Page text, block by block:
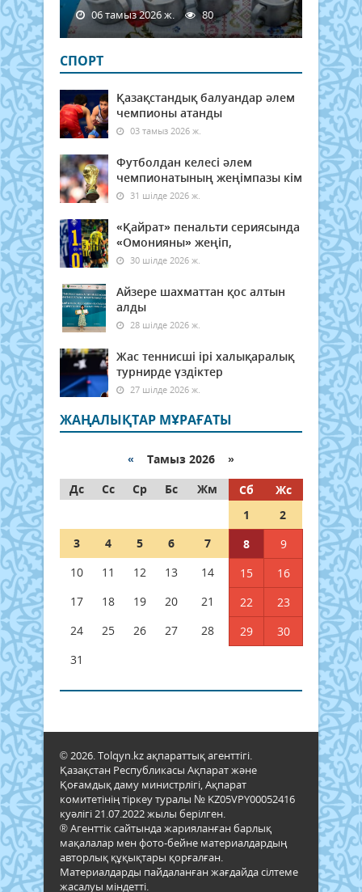
06 тамыз 2026 ж. 80
СПОРТ
Қазақстандық балуандар әлем
чемпионы атанды
03 тамыз 2026 ж.
Футболдан келесі әлем
чемпионатының жеңімпазы кім
31 шілде 2026 ж.
«Қайрат» пенальти сериясында
«Омонияны» жеңіп,
30 шілде 2026 ж.
Айзере шахматтан қос алтын
алды
28 шілде 2026 ж.
Жас теннисші ірі халықаралық
турнирде үздіктер
27 шілде 2026 ж.
ЖАҢАЛЫҚТАР МҰРАҒАТЫ
« Тамыз 2026 »
Дс
Сс Ср Бс Жм Сб
Жс
1
2
3
4 5 6 7 8
9
10
11 12 13 14 15
16
17
18 19 20 21 22
23
24
25 26 27 28 29
30
31
© 2026. Tolqyn.kz ақпараттық агенттігі.
Қазақстан Республикасы Ақпарат және
Қоғамдық даму министрлігі, Ақпарат
комитетінің тіркеу туралы № KZ05VPY00052416
куәлігі 21.07.2022 жылы берілген.
® Агенттік сайтында жарияланған барлық
мақалалар мен фото-бейне материалдардың
авторлық құқықтары қорғалған.
Материалдарды пайдаланған жағдайда сілтеме
жасалуы міндетті.